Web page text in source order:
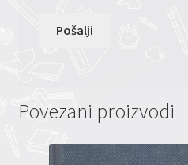
Povezani proizvodi